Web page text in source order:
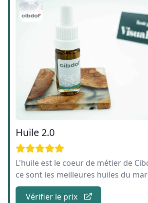
Huile 2.0
L'huile est le coeur de métier de
ce sont les meilleures huiles du
Vérifier le prix